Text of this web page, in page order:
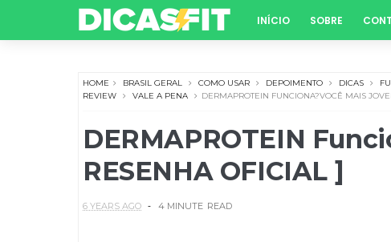
INÍCIO SOBRE
HOME BRASIL GERAL COMO USAR DEPOIMENTO DICAS
REVIEW
VALE A PENA DERMAPROTEIN FUNCIONA?VOCÊ MAIS
DERMAPROTEIN
RESENHA OFICIAL ]
6 YEARS AGO 4 MINUTE READ